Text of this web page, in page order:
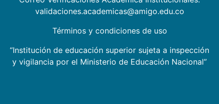
validaciones.academicas@amigo.edu.co
Términos y condiciones de uso
“Institución de educación superior sujeta a inspección
y vigilancia por el Ministerio de Educación Nacional”